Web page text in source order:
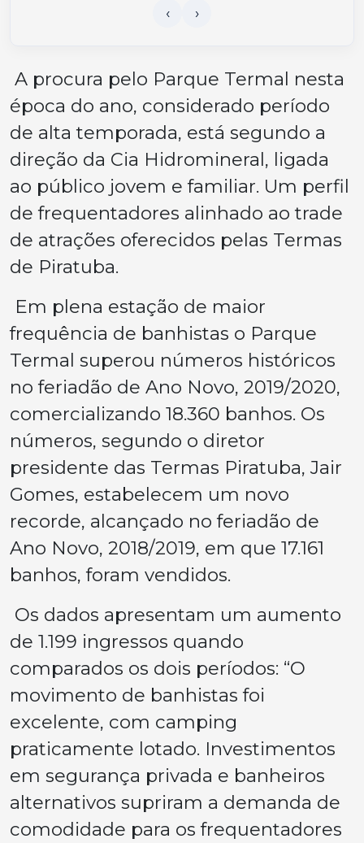
A procura pelo Parque Termal nesta
época do ano, considerado período
de alta temporada, está segundo a
direção da Cia Hidromineral, ligada
ao público jovem e familiar. Um perfil
de frequentadores alinhado ao trade
de atrações oferecidos pelas Termas
de Piratuba.
Em plena estação de maior
frequência de banhistas o Parque
Termal superou números históricos
no feriadão de Ano Novo, 2019/2020,
comercializando 18.360 banhos. Os
números, segundo o diretor
presidente das Termas Piratuba, Jair
Gomes, estabelecem um novo
recorde, alcançado no feriadão de
Ano Novo, 2018/2019, em que 17.161
banhos, foram vendidos.
Os dados apresentam um aumento
de 1.199 ingressos quando
comparados os dois períodos: “O
movimento de banhistas foi
excelente, com camping
praticamente lotado. Investimentos
em segurança privada e banheiros
alternativos supriram a demanda de
comodidade para os frequentadores